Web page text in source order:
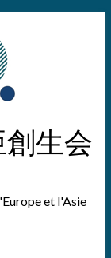
生会
et l'Asie